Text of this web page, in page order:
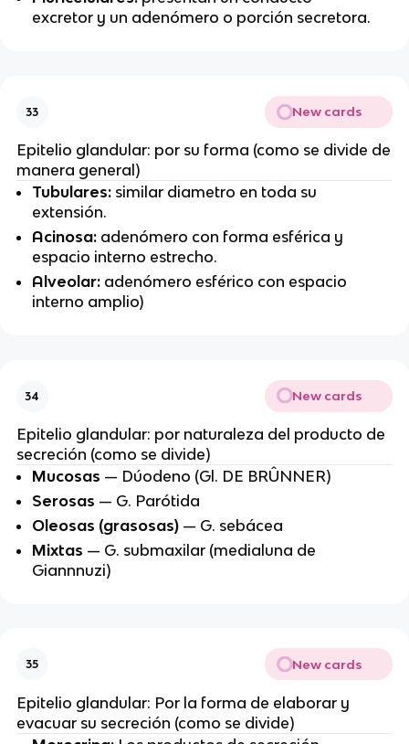
excretor y un adenómero o porción secretora.
33 New cards
Epitelio glandular: por su forma (como se divide de
manera general)
Tubulares: similar diametro en toda su
extensión.
Acinosa: adenómero con forma esférica y
espacio interno estrecho.
Alveolar: adenómero esférico con espacio
interno amplio)
34 New cards
Epitelio glandular: por naturaleza del producto de
secreción (como se divide)
Mucosas — Dúodeno (Gl. DE BRÛNNER)
Serosas — G. Parótida
Oleosas (grasosas) — G. sebácea
Mixtas — G. submaxilar (medialuna de
Giannnuzi)
35 New cards
Epitelio glandular: Por la forma de elaborar y
evacuar su secreción (como se divide)